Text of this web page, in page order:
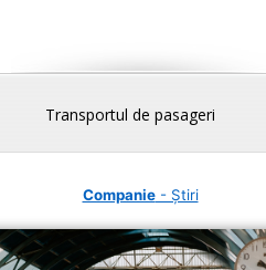
Transportul de pasageri
Companie- Știri